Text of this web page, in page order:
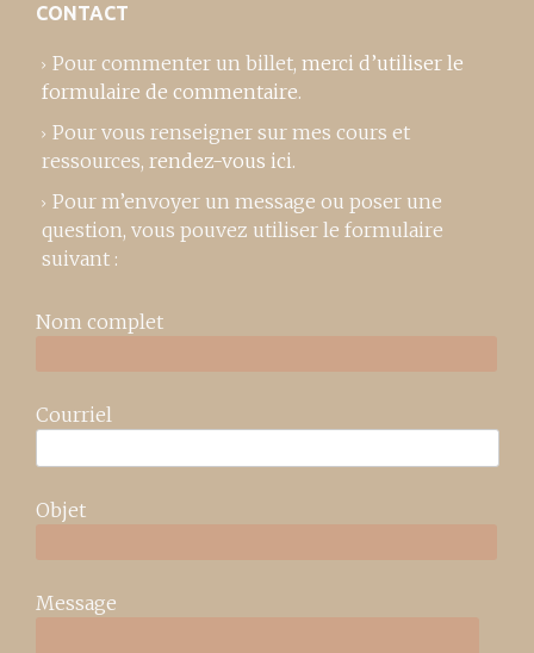
CONTACT
Pour commenter un billet, merci d’utiliser le
formulaire de commentaire.
Pour vous renseigner sur mes cours et
ressources, rendez-vous ici.
Pour m’envoyer un message ou poser une
question, vous pouvez utiliser le formulaire
suivant :
Nom complet
Courriel
Objet
Message